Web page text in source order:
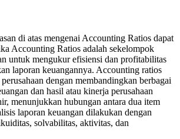
di atas mengenai Accounting Ratios dapat
Accounting Ratios adalah sekelompok
untuk mengukur efisiensi dan profitabilitas
laporan keuangannya. Accounting ratios
dengan membandingkan berbagai
dan hasil atau kinerja perusahaan
menunjukkan hubungan antara dua item
laporan keuangan dilakukan dengan
solvabilitas, aktivitas, dan